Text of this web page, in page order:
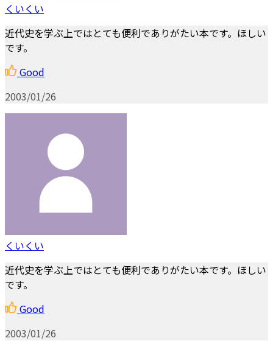
くいくい
近代史を学ぶ上ではとても便利でありがたい本です。ほしい
です。
Good
2003/01/26
くいくい
近代史を学ぶ上ではとても便利でありがたい本です。ほしい
です。
Good
2003/01/26